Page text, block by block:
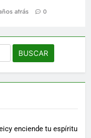
atrás 0
enciende tu espíritu